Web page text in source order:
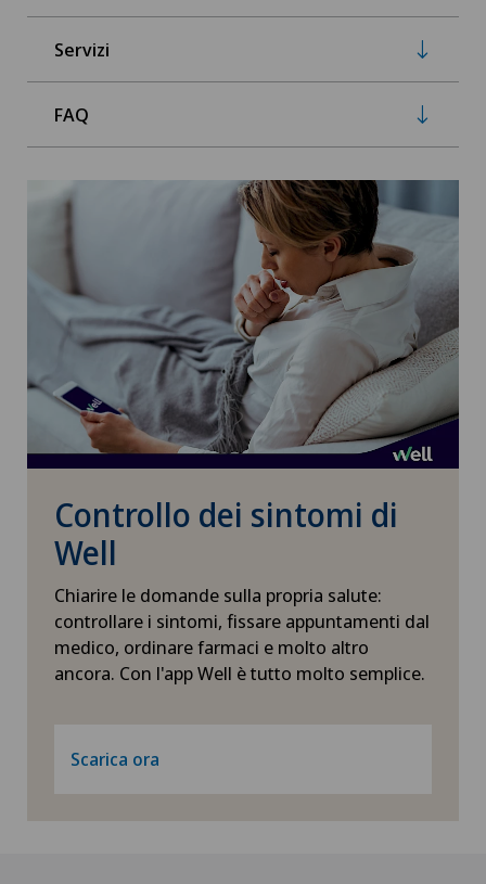
Servizi
FAQ
Controllo dei sintomi di
Well
Chiarire le domande sulla propria salute:
controllare i sintomi, fissare appuntamenti dal
medico, ordinare farmaci e molto altro
ancora. Con l'app Well è tutto molto semplice.
Scarica ora